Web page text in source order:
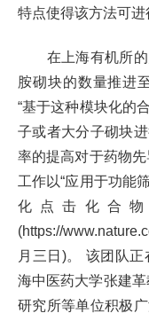
特点使得该方法可进
在上海有机所
胺砌块的数量推进
“基于这种模块化的
子或者大分子砌块
率的提高对于药物先
工作以“应用于功能
化点击化合
(https://
月三日 )。
该团队正
海中医药大学张建
研究所等单位积极